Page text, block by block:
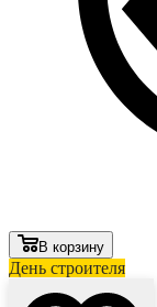
В корзину
День строителя